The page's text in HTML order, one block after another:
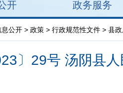
开 政务服务
公开 > 政策 > 行政规范性文件 > 县
〕29号 汤阴县